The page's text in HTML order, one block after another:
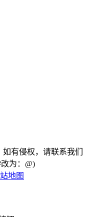
有侵权，请联系我们
为：@)
地图